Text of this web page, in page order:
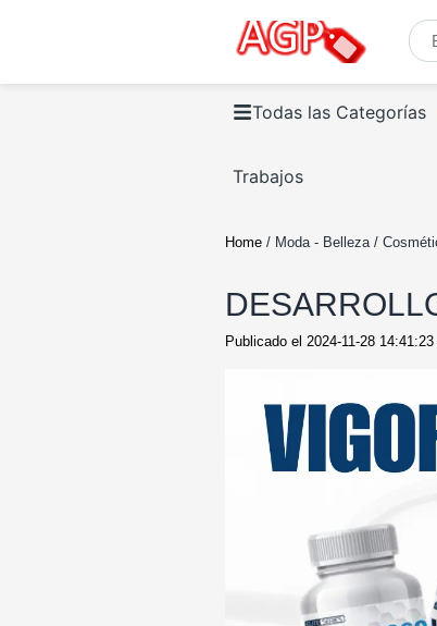
Todas las Categorías
Trabajos
Home / Moda - Belleza /
Publicado el 2024-11-28 14:41:23